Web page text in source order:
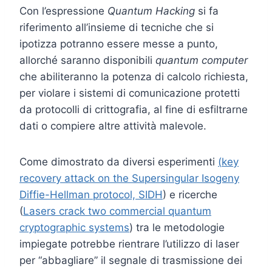
Con l’espressione Quantum Hacking si fa
riferimento all’insieme di tecniche che si
ipotizza potranno essere messe a punto,
allorché saranno disponibili quantum computer
che abiliteranno la potenza di calcolo richiesta,
per violare i sistemi di comunicazione protetti
da protocolli di crittografia, al fine di esfiltrarne
dati o compiere altre attività malevole.
Come dimostrato da diversi esperimenti (key
recovery attack on the Supersingular Isogeny
Diffie-Hellman protocol, SIDH) e ricerche
(Lasers crack two commercial quantum
cryptographic systems) tra le metodologie
impiegate potrebbe rientrare l’utilizzo di laser
per “abbagliare” il segnale di trasmissione dei